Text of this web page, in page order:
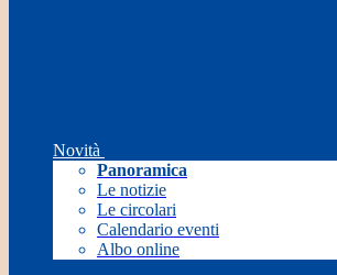
Novità
Panoramica
Le notizie
Le circolari
Calendario eventi
Albo online